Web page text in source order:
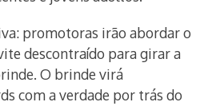
promotoras irão abordar o
descontraído para girar a
O brinde virá
com a verdade por trás do